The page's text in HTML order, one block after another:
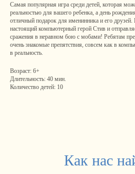
Самая популярная игра среди детей, которая
реальностью для вашего ребенка, а день
отличный подарок для именинника и его
настоящий компьютерный герой Стив и
сражения в неравном бою с мобами! Ребятам
очень знакомые препятствия, совсем как в
в реальность.
Возраст: 6+
Длительность: 40 мин.
Количество детей: 10
Как нас